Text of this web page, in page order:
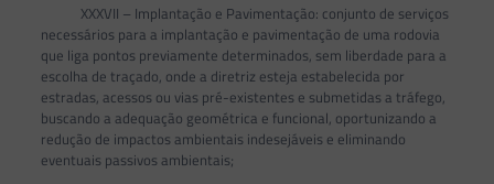
XXXVII – Implantação e Pavimentação: conjunto de serviços
necessários para a implantação e pavimentação de uma rodovia
que liga pontos previamente determinados, sem liberdade para a
escolha de traçado, onde a diretriz esteja estabelecida por
estradas, acessos ou vias pré-existentes e submetidas a tráfego,
buscando a adequação geométrica e funcional, oportunizando a
redução de impactos ambientais indesejáveis e eliminando
eventuais passivos ambientais;